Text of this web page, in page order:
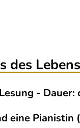
des
- Dauer:
eine